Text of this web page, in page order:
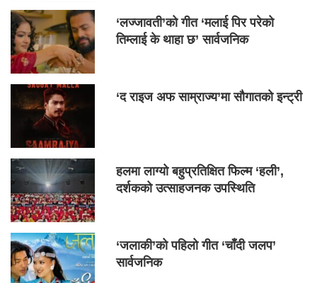
‘लज्जावती’को गीत ‘मलाई पिर परेको
तिम्लाई के थाहा छ’ सार्वजनिक
‘द राइज अफ साम्राज्य’मा सौगातको इन्ट्री
हलमा लाग्यो बहुप्रतिक्षित फिल्म ‘हली’,
दर्शकको उत्साहजनक उपस्थिति
‘जलाकी’को पहिलो गीत ‘चाँदी जलप’
सार्वजनिक